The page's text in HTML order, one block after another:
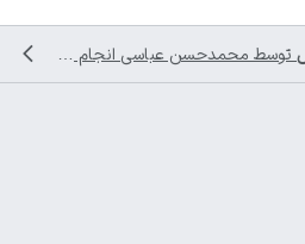
توسط محمدحسن عباسی انجام شده است